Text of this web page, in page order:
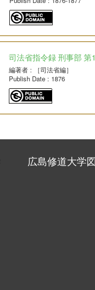
司法省指令録 刑事部 第
編著者 : ［司法省編］
Publish Date : 1876
広島修道大学